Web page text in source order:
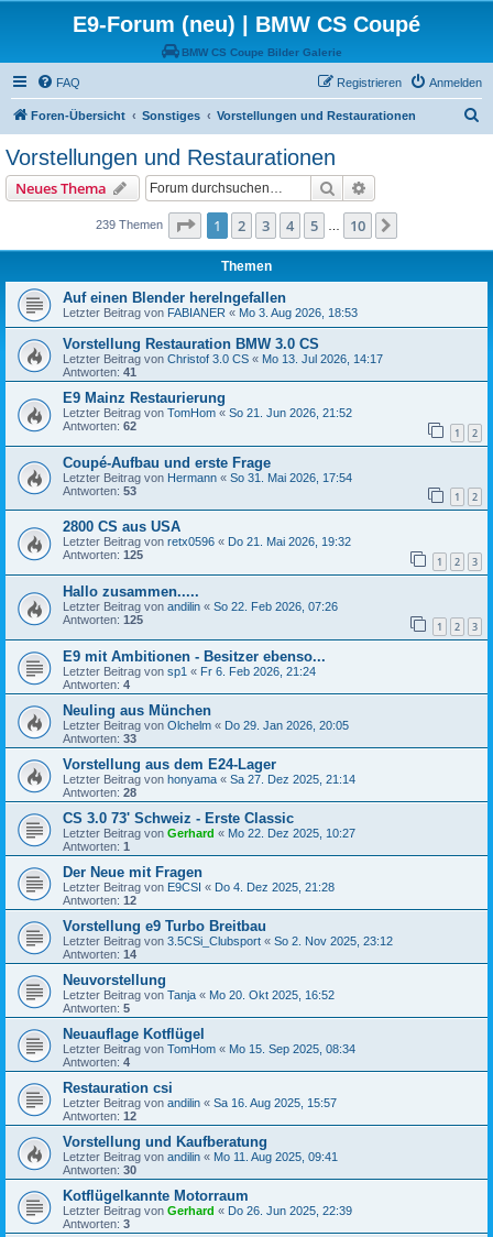
E9-Forum (neu) | BMW CS Coupé
BMW CS Coupe Bilder Galerie
FAQ Anmelden
Registrieren
Foren-Übersicht Sonstiges Vorstellungen und Restaurationen
Vorstellungen und Restaurationen
Neues Thema Suche
239 Themen Seite 1von 10
1 2 3 4 5 10
Themen
Auf einen Blender herelngefallen
Letzter Beitrag von FABIANER « Mo 3. Aug 2026, 18:53
Vorstellung Restauration BMW 3.0 CS
Letzter Beitrag von Christof 3.0 CS « Mo 13. Jul 2026, 14:17
Antworten: 41
E9 Mainz Restaurierung
Letzter Beitrag von TomHom « So 21. Jun 2026, 21:52
Antworten: 62 1 2
Coupé-Aufbau und erste Frage
Letzter Beitrag von Hermann « So 31. Mai 2026, 17:54
Antworten: 53 1 2
2800 CS aus USA
Letzter Beitrag von retx0596 « Do 21. Mai 2026, 19:32
Antworten: 125 1 2 3
Hallo zusammen.....
Letzter Beitrag von andilin « So 22. Feb 2026, 07:26
Antworten: 125 1 2 3
E9 mit Ambitionen - Besitzer ebenso...
Letzter Beitrag von sp1 « Fr 6. Feb 2026, 21:24
Antworten: 4
Neuling aus München
Letzter Beitrag von Olchelm « Do 29. Jan 2026, 20:05
Antworten: 33
Vorstellung aus dem E24-Lager
Letzter Beitrag von honyama « Sa 27. Dez 2025, 21:14
Antworten: 28
CS 3.0 73' Schweiz - Erste Classic
Letzter Beitrag von Gerhard « Mo 22. Dez 2025, 10:27
Antworten: 1
Der Neue mit Fragen
Letzter Beitrag von E9CSI « Do 4. Dez 2025, 21:28
Antworten: 12
Vorstellung e9 Turbo Breitbau
Letzter Beitrag von 3.5CSi_Clubsport « So 2. Nov 2025, 23:12
Antworten: 14
Neuvorstellung
Letzter Beitrag von Tanja « Mo 20. Okt 2025, 16:52
Antworten: 5
Neuauflage Kotflügel
Letzter Beitrag von TomHom « Mo 15. Sep 2025, 08:34
Antworten: 4
Restauration csi
Letzter Beitrag von andilin « Sa 16. Aug 2025, 15:57
Antworten: 12
Vorstellung und Kaufberatung
Letzter Beitrag von andilin « Mo 11. Aug 2025, 09:41
Antworten: 30
Kotflügelkannte Motorraum
Letzter Beitrag von Gerhard « Do 26. Jun 2025, 22:39
Antworten: 3